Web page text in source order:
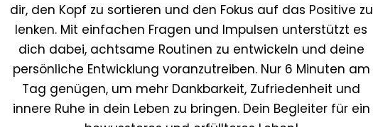
dir, den Kopf zu sortieren und den Fokus auf das Positive zu
lenken. Mit einfachen Fragen und Impulsen unterstützt es
dich dabei, achtsame Routinen zu entwickeln und deine
persönliche Entwicklung voranzutreiben. Nur 6 Minuten am
Tag genügen, um mehr Dankbarkeit, Zufriedenheit und
innere Ruhe in dein Leben zu bringen. Dein Begleiter für ein